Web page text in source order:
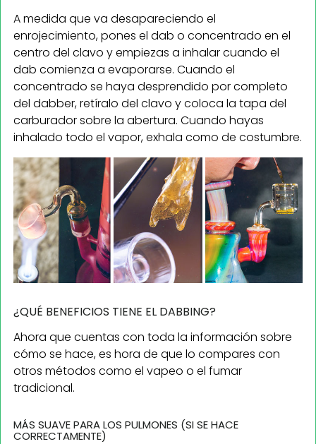
A medida que va desapareciendo el
enrojecimiento, pones el dab o concentrado en el
centro del clavo y empiezas a inhalar cuando el
dab comienza a evaporarse. Cuando el
concentrado se haya desprendido por completo
del dabber, retíralo del clavo y coloca la tapa del
carburador sobre la abertura. Cuando hayas
inhalado todo el vapor, exhala como de costumbre.
¿QUÉ BENEFICIOS TIENE EL DABBING?
Ahora que cuentas con toda la información sobre
cómo se hace, es hora de que lo compares con
otros métodos como el vapeo o el fumar
tradicional.
MÁS SUAVE PARA LOS PULMONES (SI SE HACE
CORRECTAMENTE)